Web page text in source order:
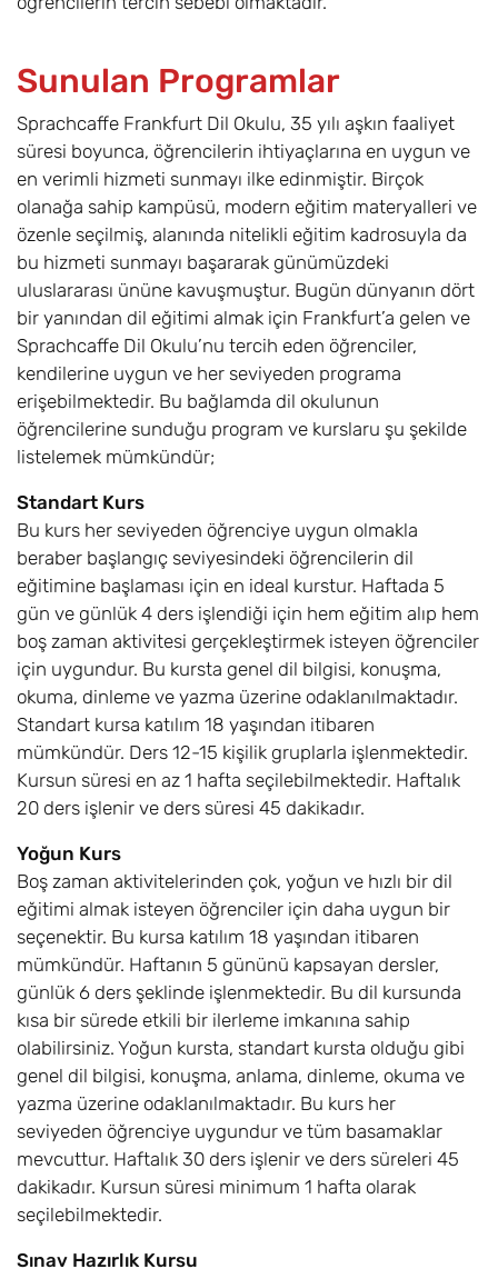
Sunulan Programlar
Sprachcaffe Frankfurt Dil Okulu, 35 yılı aşkın faaliyet
süresi boyunca, öğrencilerin ihtiyaçlarına en uygun ve
en verimli hizmeti sunmayı ilke edinmiştir. Birçok
olanağa sahip kampüsü, modern eğitim materyalleri ve
özenle seçilmiş, alanında nitelikli eğitim kadrosuyla da
bu hizmeti sunmayı başararak günümüzdeki
uluslararası ününe kavuşmuştur. Bugün dünyanın dört
bir yanından dil eğitimi almak için Frankfurt’a gelen ve
Sprachcaffe Dil Okulu’nu tercih eden öğrenciler,
kendilerine uygun ve her seviyeden programa
erişebilmektedir. Bu bağlamda dil okulunun
öğrencilerine sunduğu program ve kurslaru şu şekilde
listelemek mümkündür;
Standart Kurs
Bu kurs her seviyeden öğrenciye uygun olmakla
beraber başlangıç seviyesindeki öğrencilerin dil
eğitimine başlaması için en ideal kurstur. Haftada 5
gün ve günlük 4 ders işlendiği için hem eğitim alıp hem
boş zaman aktivitesi gerçekleştirmek isteyen öğrenciler
için uygundur. Bu kursta genel dil bilgisi, konuşma,
okuma, dinleme ve yazma üzerine odaklanılmaktadır.
Standart kursa katılım 18 yaşından itibaren
mümkündür. Ders 12-15 kişilik gruplarla işlenmektedir.
Kursun süresi en az 1 hafta seçilebilmektedir. Haftalık
20 ders işlenir ve ders süresi 45 dakikadır.
Yoğun Kurs
Boş zaman aktivitelerinden çok, yoğun ve hızlı bir dil
eğitimi almak isteyen öğrenciler için daha uygun bir
seçenektir. Bu kursa katılım 18 yaşından itibaren
mümkündür. Haftanın 5 gününü kapsayan dersler,
günlük 6 ders şeklinde işlenmektedir. Bu dil kursunda
kısa bir sürede etkili bir ilerleme imkanına sahip
olabilirsiniz. Yoğun kursta, standart kursta olduğu gibi
genel dil bilgisi, konuşma, anlama, dinleme, okuma ve
yazma üzerine odaklanılmaktadır. Bu kurs her
seviyeden öğrenciye uygundur ve tüm basamaklar
mevcuttur. Haftalık 30 ders işlenir ve ders süreleri 45
dakikadır. Kursun süresi minimum 1 hafta olarak
seçilebilmektedir.
Sınav Hazırlık Kursu